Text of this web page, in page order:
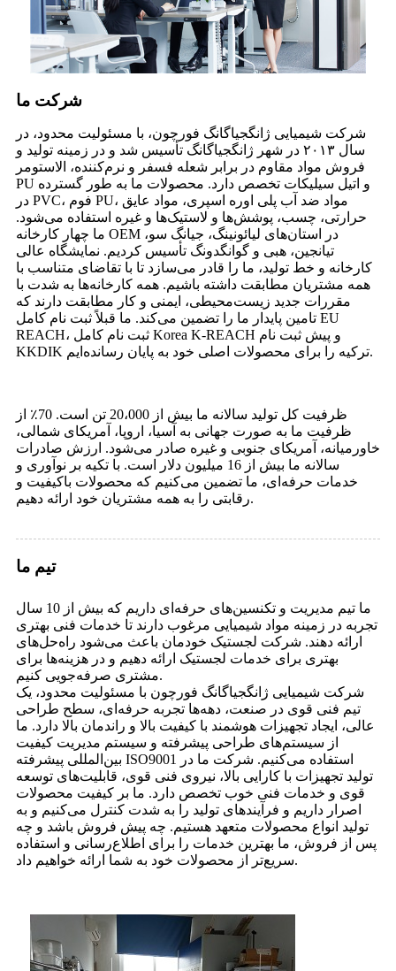
شرکت ما
شرکت شیمیایی ژانگجیاگانگ فورچون، با مسئولیت محدود، در
سال ۲۰۱۳ در شهر ژانگجیاگانگ تأسیس شد و در زمینه تولید و
فروش مواد مقاوم در برابر شعله فسفر و نرم‌کننده، الاستومر
PU و اتیل سیلیکات تخصص دارد. محصولات ما به طور گسترده
در PVC، فوم PU، مواد ضد آب پلی اوره اسپری، مواد عایق
حرارتی، چسب، پوشش‌ها و لاستیک‌ها و غیره استفاده می‌شود.
ما چهار کارخانه OEM در استان‌های لیائونینگ، جیانگ سو،
تیانجین، هبی و گوانگدونگ تأسیس کردیم. نمایشگاه عالی
کارخانه و خط تولید، ما را قادر می‌سازد تا با تقاضای متناسب با
همه مشتریان مطابقت داشته باشیم. همه کارخانه‌ها به شدت با
مقررات جدید زیست‌محیطی، ایمنی و کار مطابقت دارند که
تامین پایدار ما را تضمین می‌کند. ما قبلاً ثبت نام کامل EU
REACH، ثبت نام کامل Korea K-REACH و پیش ثبت نام
KKDIK ترکیه را برای محصولات اصلی خود به پایان رسانده‌ایم.
ظرفیت کل تولید سالانه ما بیش از 20،000 تن است. 70٪ از
ظرفیت ما به صورت جهانی به آسیا، اروپا، آمریکای شمالی،
خاورمیانه، آمریکای جنوبی و غیره صادر می‌شود. ارزش صادرات
سالانه ما بیش از 16 میلیون دلار است. با تکیه بر نوآوری و
خدمات حرفه‌ای، ما تضمین می‌کنیم که محصولات باکیفیت و
رقابتی را به همه مشتریان خود ارائه دهیم.
تیم ما
ما تیم مدیریت و تکنسین‌های حرفه‌ای داریم که بیش از 10 سال
تجربه در زمینه مواد شیمیایی مرغوب دارند تا خدمات فنی بهتری
ارائه دهند. شرکت لجستیک خودمان باعث می‌شود راه‌حل‌های
بهتری برای خدمات لجستیک ارائه دهیم و در هزینه‌ها برای
مشتری صرفه‌جویی کنیم.
شرکت شیمیایی ژانگجیاگانگ فورچون با مسئولیت محدود، یک
تیم فنی قوی در صنعت، دهه‌ها تجربه حرفه‌ای، سطح طراحی
عالی، ایجاد تجهیزات هوشمند با کیفیت بالا و راندمان بالا دارد. ما
از سیستم‌های طراحی پیشرفته و سیستم مدیریت کیفیت
بین‌المللی پیشرفته ISO9001 استفاده می‌کنیم. شرکت ما در
تولید تجهیزات با کارایی بالا، نیروی فنی قوی، قابلیت‌های توسعه
قوی و خدمات فنی خوب تخصص دارد. ما بر کیفیت محصولات
اصرار داریم و فرآیندهای تولید را به شدت کنترل می‌کنیم و به
تولید انواع محصولات متعهد هستیم. چه پیش فروش باشد و چه
پس از فروش، ما بهترین خدمات را برای اطلاع‌رسانی و استفاده
سریع‌تر از محصولات خود به شما ارائه خواهیم داد.